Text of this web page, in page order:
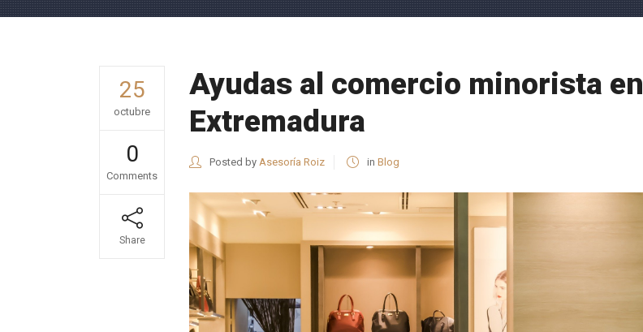
25
octubre
0
Comments
Share
Ayudas al comercio minorista en
Extremadura
Posted by Asesoría Roiz in Blog